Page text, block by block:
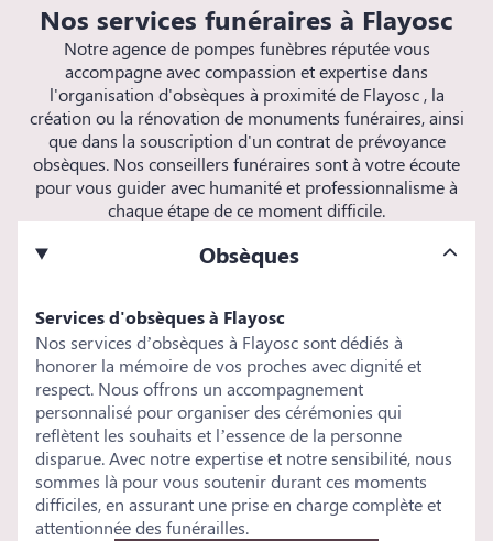
Nos services funéraires à Flayosc
Notre agence de pompes funèbres réputée vous
accompagne avec compassion et expertise dans
l'organisation d'obsèques à proximité de Flayosc , la
création ou la rénovation de monuments funéraires, ainsi
que dans la souscription d'un contrat de prévoyance
obsèques. Nos conseillers funéraires sont à votre écoute
pour vous guider avec humanité et professionnalisme à
chaque étape de ce moment difficile.
Obsèques
Services d'obsèques à Flayosc
Nos services d’obsèques à Flayosc sont dédiés à
honorer la mémoire de vos proches avec dignité et
respect. Nous offrons un accompagnement
personnalisé pour organiser des cérémonies qui
reflètent les souhaits et l’essence de la personne
disparue. Avec notre expertise et notre sensibilité, nous
sommes là pour vous soutenir durant ces moments
difficiles, en assurant une prise en charge complète et
attentionnée des funérailles.